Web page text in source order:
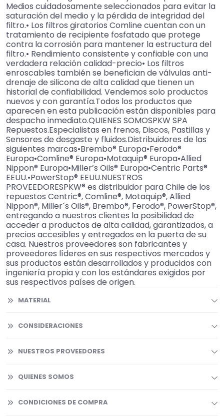
Medios cuidadosamente seleccionados para evitar la
saturación del medio y la pérdida de integridad del
filtro.• Los filtros giratorios Comline cuentan con un
tratamiento de recipiente fosfatado que protege
contra la corrosión para mantener la estructura del
filtro.• Rendimiento consistente y confiable con una
verdadera relación calidad-precio• Los filtros
enroscables también se benefician de válvulas anti-
drenaje de silicona de alta calidad que tienen un
historial de confiabilidad. Vendemos solo productos
nuevos y con garantía.Todos los productos que
aparecen en esta publicación están disponibles para
despacho inmediato.QUIENES SOMOSPKW SPA
Repuestos.Especialistas en frenos, Discos, Pastillas y
Sensores de desgaste y fluidos.Distribuidores de las
siguientes marcas•Brembo® Europa•Ferodo®
Europa•Comline® Europa•Motaquip® Europa•Allied
Nippon® Europa•Miller’s Oils® Europa•Centric Parts®
EEUU.•PowerStop® EEUU.NUESTROS
PROVEEDORESPKW® es distribuidor para Chile de los
repuestos Centric®, Comline®, Motaquip®, Allied
Nippon®, Miller´s Oils®, Brembo®, Ferodo®, PowerStop®,
entregando a nuestros clientes la posibilidad de
acceder a productos de alta calidad, garantizados, a
precios accesibles y entregados en la puerta de su
casa. Nuestros proveedores son fabricantes y
proveedores líderes en sus respectivos mercados y
sus productos están desarrollados y producidos con
ingeniería propia y con los estándares exigidos por
sus respectivos países de origen.
MATERIAL
CONSIDERACIONES
NUESTROS PROVEEDORES
QUIENES SOMOS
CONDICIONES DE COMPRA